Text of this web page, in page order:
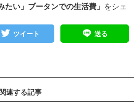
たい」ブータンでの生活費」 をシェ
ツイート 送る
連する記事